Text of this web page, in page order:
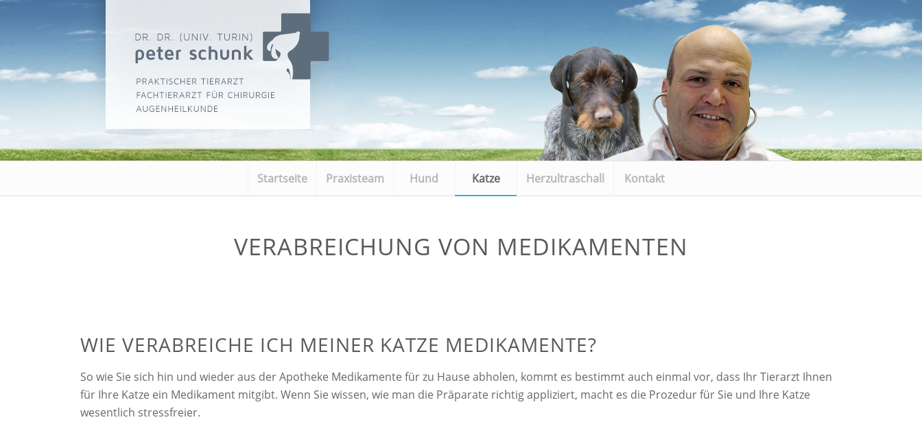
Startseite Praxisteam Hund Katze Herzultraschall Kontakt
VERABREICHUNG VON MEDIKAMENTEN
WIE VERABREICHE ICH MEINER KATZE MEDIKAMENTE?
So wie Sie sich hin und wieder aus der Apotheke Medikamente für zu Hause abholen, kommt es bestimmt auch einmal vor, dass Ihr Tierarzt Ihnen
für Ihre Katze ein Medikament mitgibt. Wenn Sie wissen, wie man die Präparate richtig appliziert, macht es die Prozedur für Sie und Ihre Katze
wesentlich stressfreier.